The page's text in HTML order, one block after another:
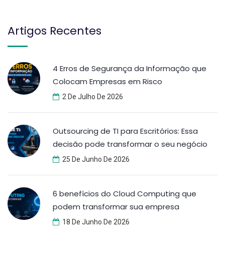
Artigos Recentes
4 Erros de Segurança da Informação que
Colocam Empresas em Risco
2 De Julho De 2026
Outsourcing de TI para Escritórios: Essa
decisão pode transformar o seu negócio
25 De Junho De 2026
6 benefícios do Cloud Computing que
podem transformar sua empresa
18 De Junho De 2026